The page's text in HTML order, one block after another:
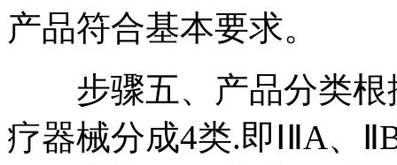
产品符合基本要求。
步骤五、产品分类根
疗器械分成4类.即ⅠⅡA、